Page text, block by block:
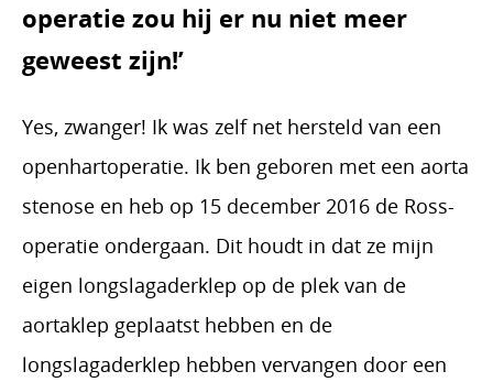
operatie zou hij er nu niet meer
geweest zijn!’
Yes, zwanger! Ik was zelf net hersteld van een
openhartoperatie. Ik ben geboren met een aorta
stenose en heb op 15 december 2016 de Ross-
operatie ondergaan. Dit houdt in dat ze mijn
eigen longslagaderklep op de plek van de
aortaklep geplaatst hebben en de
longslagaderklep hebben vervangen door een